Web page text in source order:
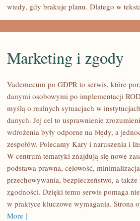
wtedy, gdy brakuje planu. Dlatego w
MARKETING
ZGODY
Marketing i zgody
Vademecum po GDPR to serwis, które
danymi osobowymi po implementacji
myślą o realnych sytuacjach w
danych. Jej cel to usprawnienie
wdrożenia były odporne na błędy, a
zespołów. Polecamy Kary i naruszenia i
W centrum tematyki znajdują się nowe
podstawa prawna, celowość,
przechowywania, bezpieczeństwo, a
zgodności. Dzięki temu serwis pomaga
w praktyce kluczowe wymagania. Strona
More ]